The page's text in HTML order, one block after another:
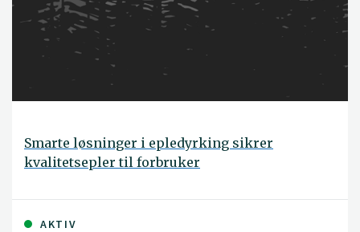
Smarte løsninger i epledyrking sikrer
kvalitetsepler til forbruker
AKTIV